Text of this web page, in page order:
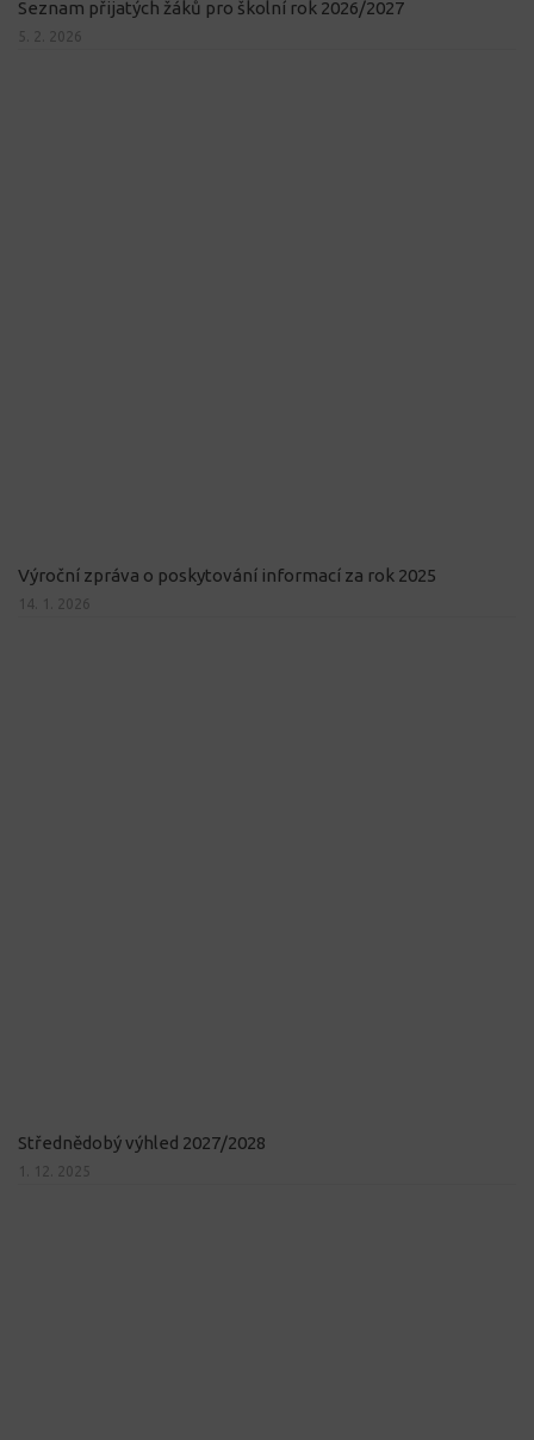
Seznam přijatých žáků pro školní rok 2026/2027
5. 2. 2026
Výroční zpráva o poskytování informací za rok 2025
14. 1. 2026
Střednědobý výhled 2027/2028
1. 12. 2025